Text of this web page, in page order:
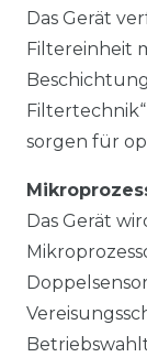
Das Gerät
Filtereinheit
sorgen für
Das Gerät